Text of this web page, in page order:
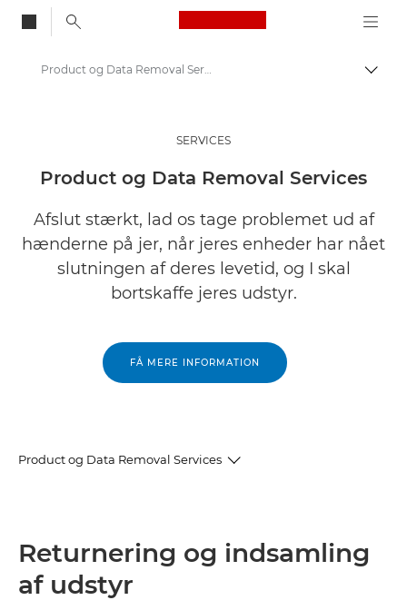
Canon Logo, back
Skift
Services
Product og Data Removal Services
SERVICES
Product og Data Removal Services
Afslut stærkt, lad os tage problemet ud af
hænderne på jer, når jeres enheder har nået
slutningen af deres levetid, og I skal
bortskaffe jeres udstyr.
FÅ MERE INFORMATION
Product og Data Removal Services
Datasletning
Relaterede services
Returnering og indsamling
af udstyr